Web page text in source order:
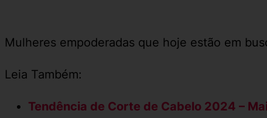
Mulheres empoderadas que hoje estão em
Leia Também:
Tendência de Corte de Cabelo 2024 –